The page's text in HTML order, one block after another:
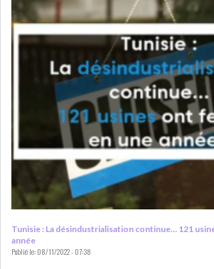
LE DÉFICIT COURANT
CREUSE À
INS : L'INFLATION
5,1% EN...
IRADA : PREMIER
FONDATION POUR
POLITIQUE
Tunisie : La désindustrialisation continue… 121
année
Publié le:08/11/2022 - 07:38